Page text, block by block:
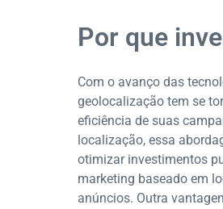
Por que
Com o avanço das
geolocalização tem se
eficiência de suas
localização, essa
otimizar investimentos
marketing baseado em
anúncios. Outra